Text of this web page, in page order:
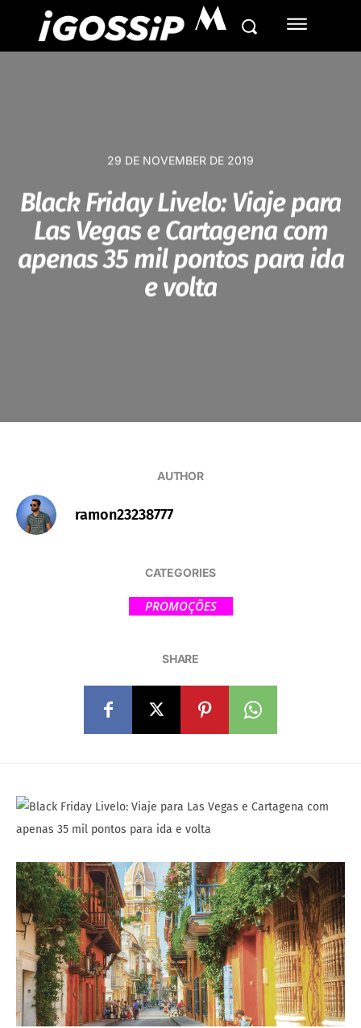
M
29 DE NOVEMBER DE 2019
Black Friday Livelo: Viaje para
Las Vegas e Cartagena com
apenas 35 mil pontos para ida
e volta
AUTHOR
ramon23238777
CATEGORIES
PROMOÇÕES
SHARE